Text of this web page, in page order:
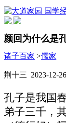
国学
颜回为什么是
诸子百家 >儒家
荆十三 2023-12-
孔子是我国
弟子三千，